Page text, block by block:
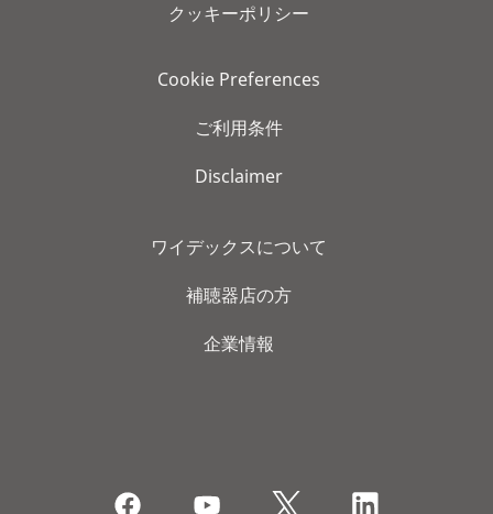
クッキーポリシー
Cookie Preferences
ご利用条件
Disclaimer
ワイデックスについて
補聴器店の方
企業情報